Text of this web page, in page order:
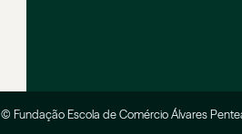
© Fundação Escola de Comércio Álvares